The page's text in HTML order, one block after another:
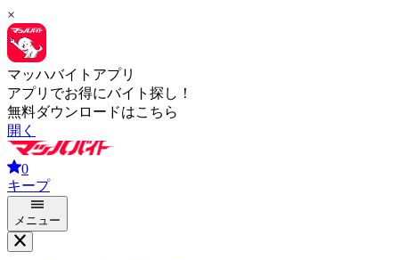
×
マッハバイトアプリ
アプリでお得にバイト探し！
無料ダウンロードはこちら
開く
0
キープ
メニュー